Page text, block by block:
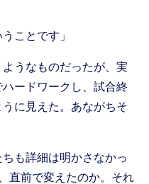
ことです」
うなものだったが、実
ードワークし、試合終
に見えた。あながちそ
も詳細は明かさなかっ
直前で変えたのか。それ